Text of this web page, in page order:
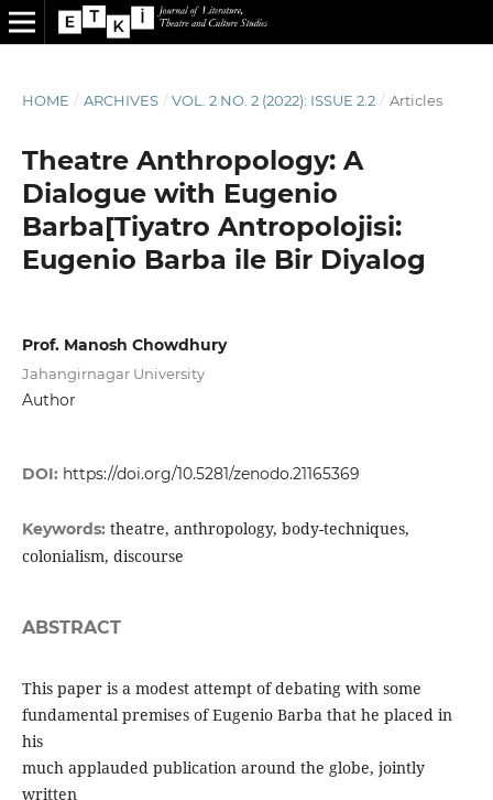
HOME / ARCHIVES / VOL. 2 NO. 2 (2022): ISSUE 2.2 / Articles
Theatre Anthropology: A
Dialogue with Eugenio
Barba[Tiyatro Antropolojisi:
Eugenio Barba ile Bir Diyalog
Prof. Manosh Chowdhury
Jahangirnagar University
Author
DOI: https://doi.org/10.5281/zenodo.21165369
Keywords: theatre, anthropology, body-techniques,
colonialism, discourse
ABSTRACT
This paper is a modest attempt of debating with some
fundamental premises of Eugenio Barba that he placed in
his
much applauded publication around the globe, jointly
written